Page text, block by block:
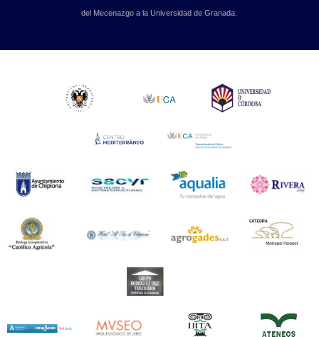
del Mecenazgo a la Universidad de Granada.